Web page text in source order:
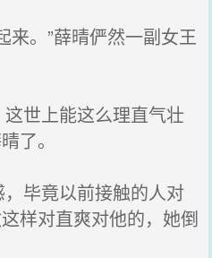
。”薛晴俨然一副女王
世上能这么理直气壮
了。
毕竟以前接触的人对
样对直爽对他的，她倒